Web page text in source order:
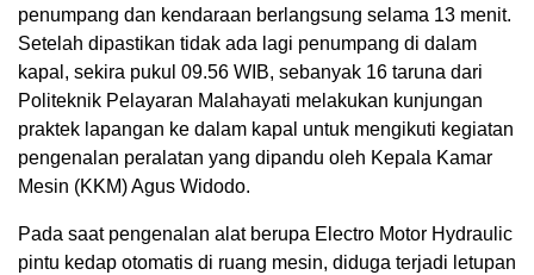
penumpang dan kendaraan berlangsung selama 13 menit.
Setelah dipastikan tidak ada lagi penumpang di dalam
kapal, sekira pukul 09.56 WIB, sebanyak 16 taruna dari
Politeknik Pelayaran Malahayati melakukan kunjungan
praktek lapangan ke dalam kapal untuk mengikuti kegiatan
pengenalan peralatan yang dipandu oleh Kepala Kamar
Mesin (KKM) Agus Widodo.
Pada saat pengenalan alat berupa Electro Motor Hydraulic
pintu kedap otomatis di ruang mesin, diduga terjadi letupan